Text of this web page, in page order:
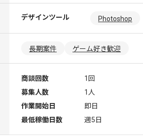
デザインツール Photoshop
長期案件 ゲーム好き歓迎
商談回数
1回
募集人数
1人
作業開始日
即日
最低稼働日数
週5日